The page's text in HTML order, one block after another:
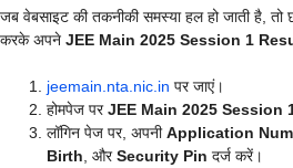
जब वेबसाइट की तकनीकी समस्या हल हो जाती है, तो
करके अपने JEE Main 2025 Session 1
jeemain.nta.nic.in पर जाएं।
होमपेज परJEE Main 2025 Session
लॉगिन पेज पर, अपनीApplication
Birth , औरSecurity Pin दर्ज करें।